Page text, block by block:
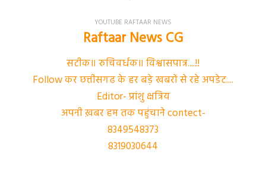
YOUTUBE RAFTAAR NEWS
Raftaar News CG
सटीक॥ रुचिवर्धक॥ विश्वासपात्र....!!
Follow कर छत्तीसगढ के हर बड़े खबरों से रहे अपडेट....
Editor- प्रांशु क्षत्रिय
अपनी ख़बर हम तक पहुंचाने contect-
8349548373
8319030644